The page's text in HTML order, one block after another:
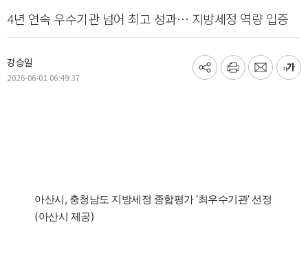
4년 연속 우수기관 넘어 최고 성과… 지방세정 역량 입증
강승일
2026-06-01 06:49:37
기
프
메
글
아산시, 충청남도 지방세정 종합평가 ‘최우수기관’ 선정
(아산시 제공)